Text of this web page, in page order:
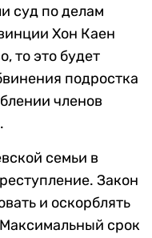
суд по делам
Хон Каен
то это будет
подростка
членов
семьи в
Закон
и оскорблять
срок